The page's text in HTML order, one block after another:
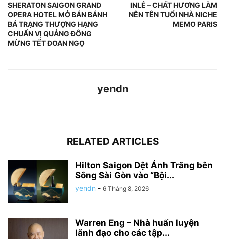
SHERATON SAIGON GRAND
OPERA HOTEL MỞ BÁN BÁNH
BÁ TRẠNG THƯỢNG HẠNG
CHUẨN VỊ QUẢNG ĐÔNG
MỪNG TẾT ĐOAN NGỌ
INLÉ – CHẤT HƯƠNG LÀM
NÊN TÊN TUỔI NHÀ NICHE
MEMO PARIS
yendn
RELATED ARTICLES
Hilton Saigon Dệt Ánh Trăng bên
Sông Sài Gòn vào “Bội...
yendn - 6 Tháng 8, 2026
Warren Eng – Nhà huấn luyện
lãnh đạo cho các tập...